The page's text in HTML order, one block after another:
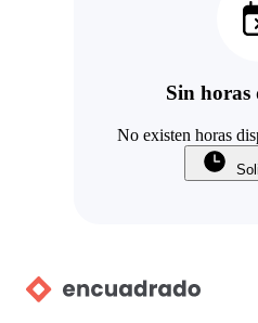
Sin horas
No existen horas